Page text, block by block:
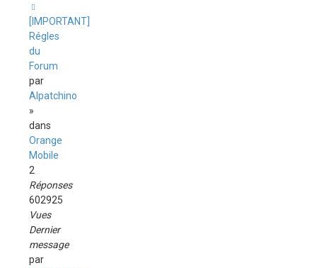
[IMPORTANT]
Régles
du
Forum
par
Alpatchino
»
dans
Orange
Mobile
2
Réponses
602925
Vues
Dernier
message
par